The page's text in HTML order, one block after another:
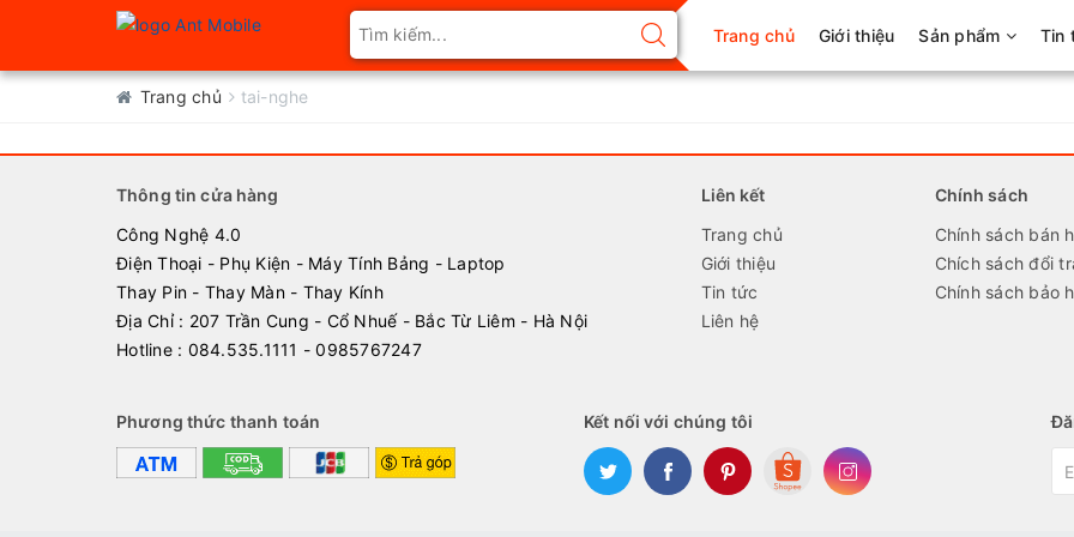
Trang chủ Giới thiệu Sản phẩm Tin
Trang chủ tai-nghe
Thông tin cửa hàng
Công Nghệ 4.0
Điện Thoại - Phụ Kiện - Máy Tính Bảng - Laptop
Thay Pin - Thay Màn - Thay Kính
Địa Chỉ : 207 Trần Cung - Cổ Nhuế - Bắc Từ Liêm - Hà Nội
Hotline : 084.535.1111 - 0985767247
Liên kết
Trang chủ
Giới thiệu
Tin tức
Liên hệ
Chính sách
Chính sách bán
Chích sách đổi
Chính sách bảo
Phương thức thanh toán Kết nối với chúng tôi